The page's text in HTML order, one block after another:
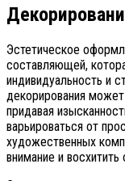
Эстетическое
составляющей,
индивидуальность и
декорирования
придавая
варьироваться от
художественных
внимание и